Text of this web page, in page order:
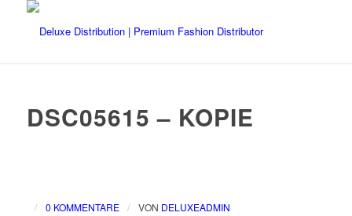
DSC05615 – KOPIE
/ 0 KOMMENTARE / VON DELUXEADMIN